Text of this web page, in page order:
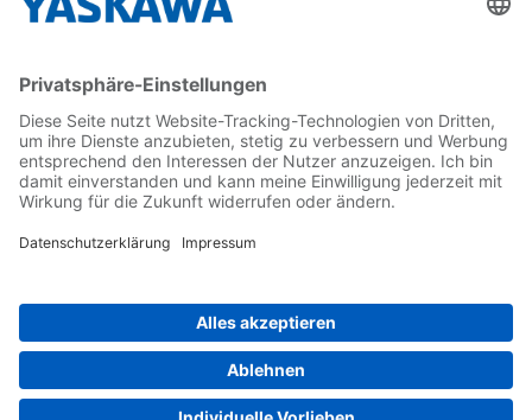
Newsletter
Follow us on...
Home Impressum Privacy Cookie Choices